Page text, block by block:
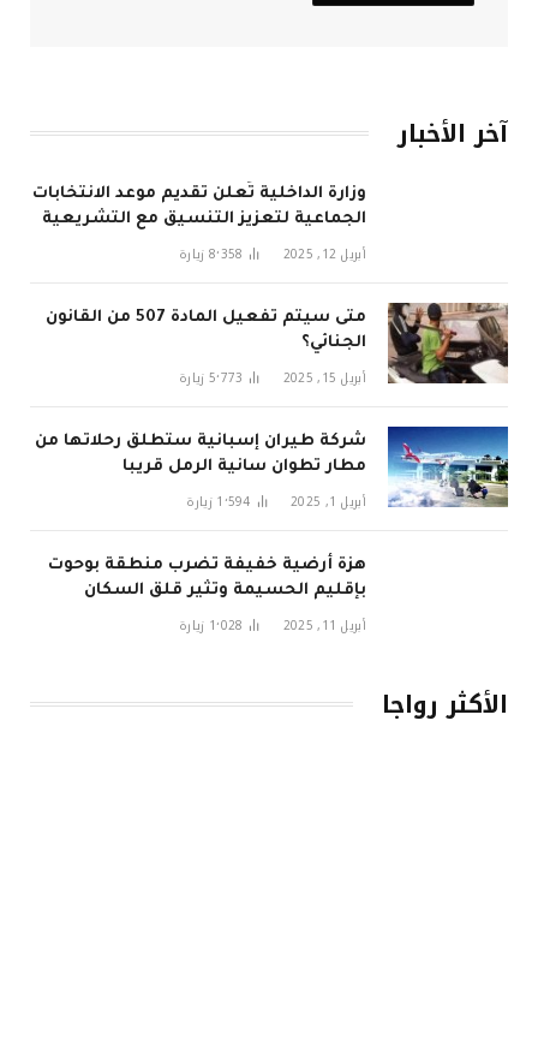
آخر الأخبار
وزارة الداخلية تُعلن تقديم موعد الانتخابات
الجماعية لتعزيز التنسيق مع التشريعية
في 2026
أبريل 12, 2025 8٬358 زيارة
متى سيتم تفعيل المادة 507 من القانون
الجنائي؟
أبريل 15, 2025 5٬773 زيارة
شركة طيران إسبانية ستطلق رحلاتها من
مطار تطوان سانية الرمل قريبا
أبريل 1, 2025 1٬594 زيارة
هزة أرضية خفيفة تضرب منطقة بوحوت
بإقليم الحسيمة وتثير قلق السكان
أبريل 11, 2025 1٬028 زيارة
الأكثر رواجا